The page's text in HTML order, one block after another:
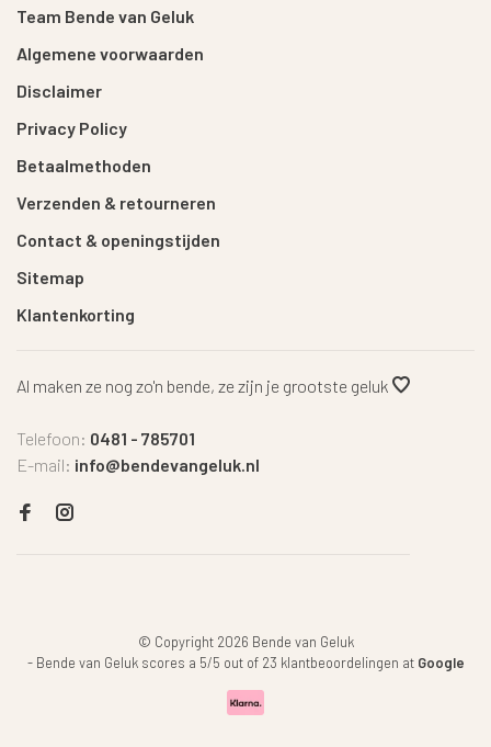
Team Bende van Geluk
Algemene voorwaarden
Disclaimer
Privacy Policy
Betaalmethoden
Verzenden & retourneren
Contact & openingstijden
Sitemap
Klantenkorting
Al maken ze nog zo'n bende, ze zijn je grootste geluk
Telefoon: 0481 - 785701
E-mail: info@bendevangeluk.nl
© Copyright 2026 Bende van Geluk
- Bende van Geluk scores a 5/5 out of 23 klantbeoordelingen at Google